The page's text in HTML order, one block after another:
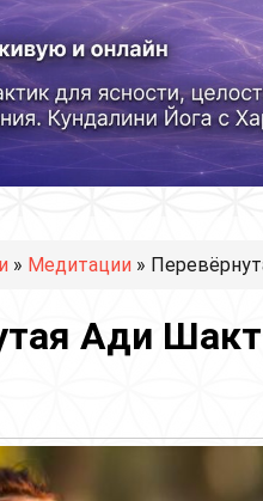
» Медитации »
Ади